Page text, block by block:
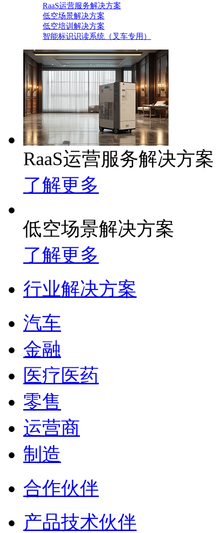
RaaS运营服务解决方案
低空场景解决方案
低空培训解决方案
智能标识识读系统（叉车专用）
RaaS运营服务解决方案
了解更多
低空场景解决方案
了解更多
行业解决方案
汽车
金融
医疗医药
零售
运营商
制造
合作伙伴
产品技术伙伴